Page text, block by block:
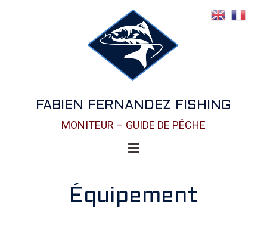
FABIEN FERNANDEZ FISHING
MONITEUR – GUIDE DE PÊCHE
Équipement